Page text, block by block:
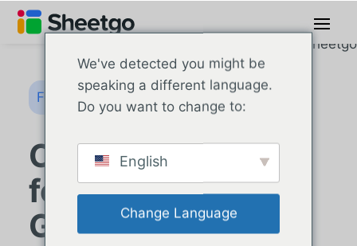
Fórmulas de Google Sheets
Cómo utilizar la
fórmula NOW en
Google Sheets
We've detected you might be
speaking a different language.
Do you want to change to:
English
Change Language